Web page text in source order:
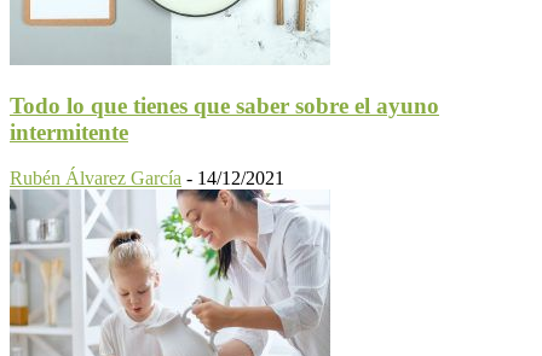
Todo lo que tienes que saber sobre el ayuno
intermitente
Rubén Álvarez García - 14/12/2021